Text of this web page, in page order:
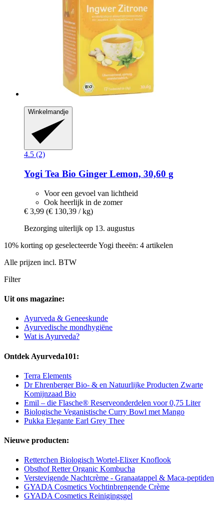
Winkelmandje
4.5 (2)
Yogi Tea Bio Ginger Lemon, 30,60 g
Voor een gevoel van lichtheid
Ook heerlijk in de zomer
€ 3,99 (€ 130,39 / kg)
Bezorging uiterlijk op 13. augustus
10% korting op geselecteerde Yogi theeën: 4 artikelen
Alle prijzen incl. BTW
Filter
Uit ons magazine:
Ayurveda & Geneeskunde
Ayurvedische mondhygiëne
Wat is Ayurveda?
Ontdek Ayurveda101:
Terra Elements
Dr Ehrenberger Bio- & en Natuurlijke Producten Zwarte
Komijnzaad Bio
Emil – die Flasche® Reserveonderdelen voor 0,75 Liter
Biologische Veganistische Curry Bowl met Mango
Pukka Elegante Earl Grey Thee
Nieuwe producten:
Retterchen Biologisch Wortel-Elixer Knoflook
Obsthof Retter Organic Kombucha
Verstevigende Nachtcrème - Granaatappel & Maca-peptiden
GYADA Cosmetics Vochtinbrengende Crème
GYADA Cosmetics Reinigingsgel